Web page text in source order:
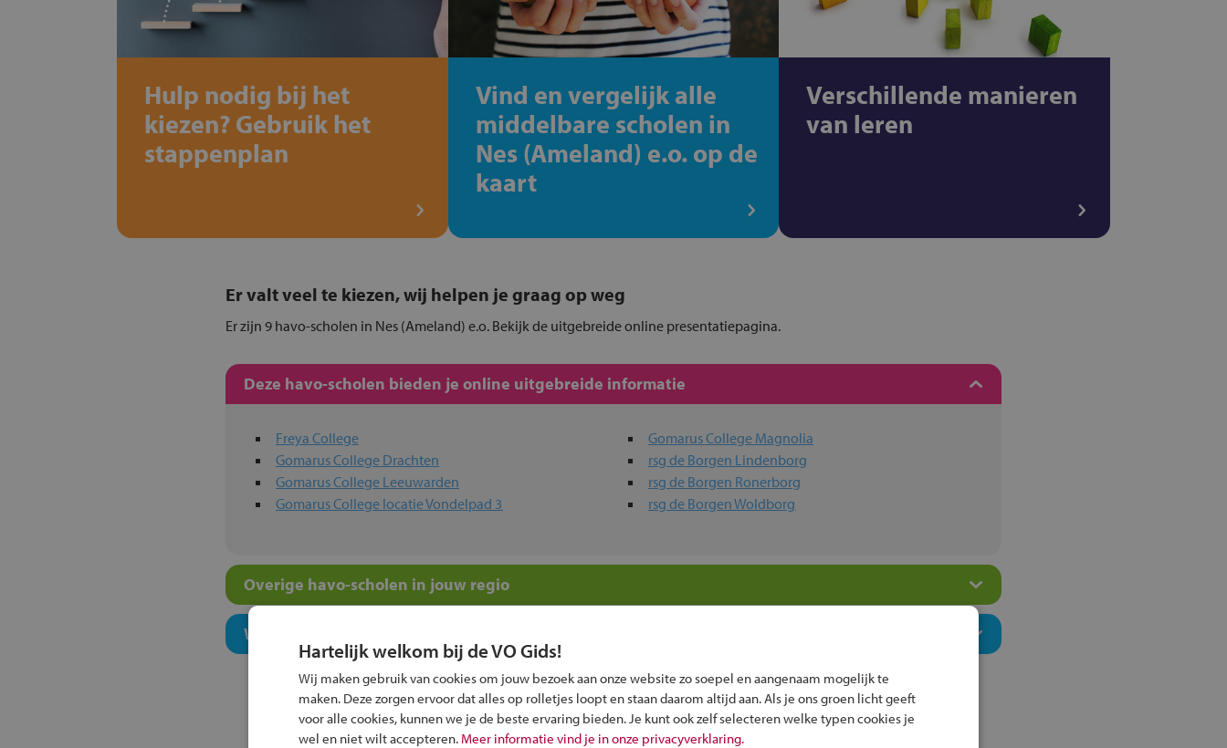
Hulp nodig bij het
kiezen? Gebruik het
stappenplan
Vind en vergelijk alle
middelbare scholen in
Nes (Ameland) e.o. op de
kaart
Verschillende manieren
van leren
Er valt veel te kiezen, wij helpen je graag op weg
Er zijn 9 havo-scholen in Nes (Ameland) e.o. Bekijk de uitgebreide online presentatiepagina.
Deze havo-scholen bieden je online uitgebreide informatie
Freya College
Gomarus College Drachten
Gomarus College Leeuwarden
Gomarus College locatie Vondelpad 3
Gomarus College Magnolia
rsg de Borgen Lindenborg
rsg de Borgen Ronerborg
rsg de Borgen Woldborg
Overige havo-scholen in jouw regio
Welk onderwijsconcept past bij jou?
Hartelijk welkom bij de VO Gids!
Wij maken gebruik van cookies om jouw bezoek aan onze website zo soepel en aangenaam mogelijk te
maken. Deze zorgen ervoor dat alles op rolletjes loopt en staan daarom altijd aan. Als je ons groen licht geeft
voor alle cookies, kunnen we je de beste ervaring bieden. Je kunt ook zelf selecteren welke typen cookies je
wel en niet wilt accepteren. Meer informatie vind je in onze privacyverklaring.